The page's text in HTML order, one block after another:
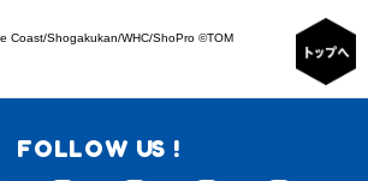
Coast/Shogakukan/WHC/ShoPro ©TOM
FOLLOW US !